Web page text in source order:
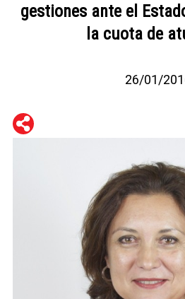
gestiones ante el
la cuota de
26/01/